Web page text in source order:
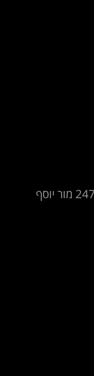
'תובענה ייצוגית'- ת"צ 24765-02-22 מור יוסף